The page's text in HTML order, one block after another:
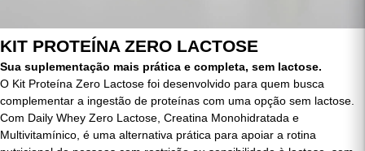
KIT PROTEÍNA ZERO LACTOSE
Sua suplementação mais prática e completa, sem lactose.
O Kit Proteína Zero Lactose foi desenvolvido para quem busca
complementar a ingestão de proteínas com uma opção sem lactose.